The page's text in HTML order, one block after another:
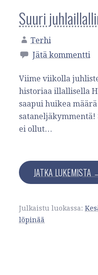
Suuri
Terhi
Jätä kommentti
Viime viikolla
historiaa illallisella
saapui huikea
sataneljäkymmentä!
ei ollut…
JATKA LUKEMISTA
Julkaistu luokassa:
löpinää